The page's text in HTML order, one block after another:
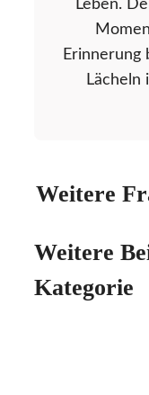
Leben.
Erinnerung
Lächeln
Weitere
Weitere
Kategorie